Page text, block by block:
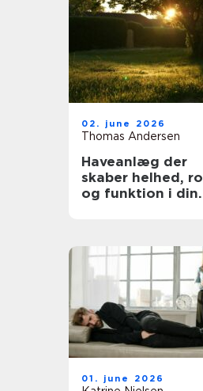
02. june 2026
Thomas Andersen
Haveanlæg der
skaber helhed, ro
og funktion i din
01. june 2026